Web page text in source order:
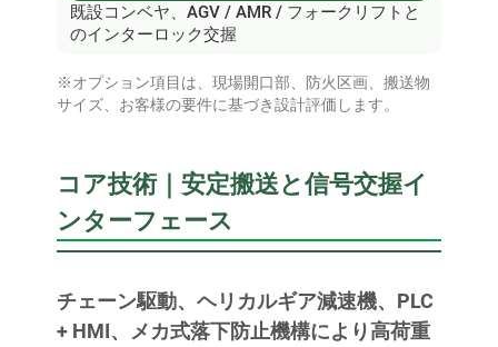
既設コンベヤ、AGV / AMR / フォークリフトと
のインターロック交握
※オプション項目は、現場開口部、防火区画、搬送物
サイズ、お客様の要件に基づき設計評価します。
コア技術｜安定搬送と信号交握イ
ンターフェース
チェーン駆動、ヘリカルギア減速機、PLC
+ HMI、メカ式落下防止機構により高荷重